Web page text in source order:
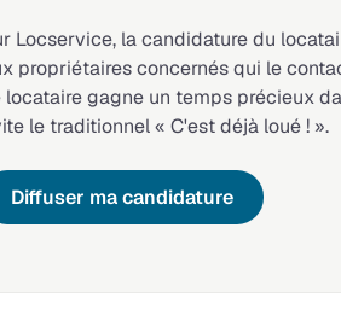
Locservice, la candidature du
propriétaires concernés qui le
locataire gagne un temps précieux
le traditionnel « C'est déjà loué ! ».
Diffuser ma candidature